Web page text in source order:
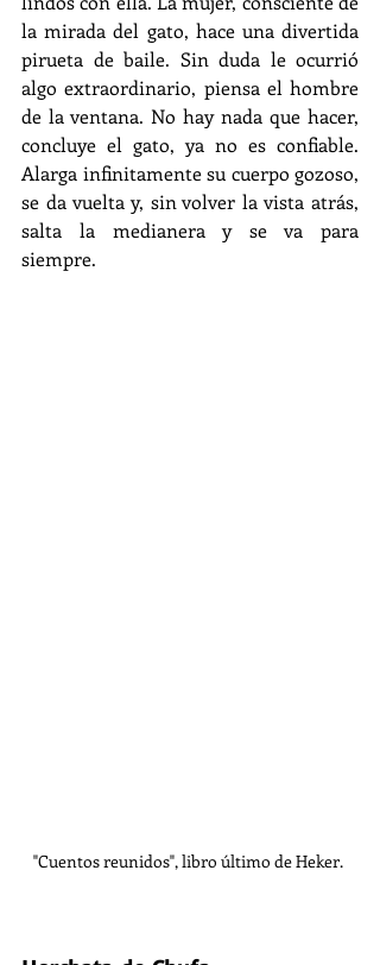
la mirada del gato, hace una divertida
pirueta de baile. Sin duda le ocurrió
algo extraordinario, piensa el hombre
de la ventana. No hay nada que hacer,
concluye el gato, ya no es confiable.
Alarga infinitamente su cuerpo gozoso,
se da vuelta y, sin volver la vista atrás,
salta la medianera y se va para
siempre.
"Cuentos reunidos", libro último de Heker.